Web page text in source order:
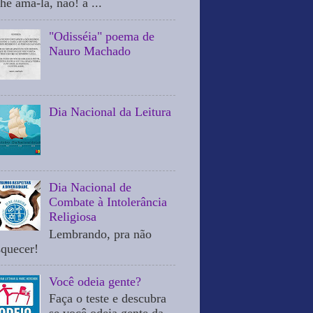
ama-la, não! a ...
"Odisséia" poema de
Nauro Machado
Dia Nacional da Leitura
Dia Nacional de
Combate à Intolerância
Religiosa
Lembrando, pra não
Você odeia gente?
Faça o teste e descubra